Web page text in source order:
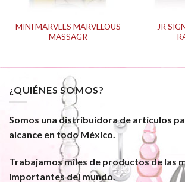
MINI MARVELS MARVELOUS
MASSAGR
JR
¿QUIÉNES SOMOS?
Somos una distribuidora de artículos
alcance en todo México.
Trabajamos miles de productos de las
importantes del mundo.